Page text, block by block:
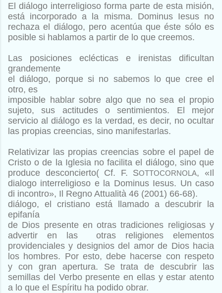
El diálogo interreligioso forma parte de esta misión,
está incorporadoa la misma. Dominus Iesus no
rechaza el diálogo, pero acentúa que éste sólo es
posible si hablamos a partir de lo que creemos.
Las posiciones eclécticas e irenistas dificultan
grandemente
el diálogo, porque si no sabemos lo que cree el
otro, es
imposible hablar sobre algo que no sea el propio
sujeto, sus actitudes o sentimientos. El mejor
servicio al diálogo es la verdad, es decir, no ocultar
las propias creencias, sino manifestarlas.
Relativizar las propias creencias sobre el papel de
Cristo o de la Iglesia no facilita el diálogo, sino que
produce desconcierto( Cf. F. SOTTOCORNOLA, «Il
dialogo interreligioso e la Dominus Iesus. Un caso
di incontro», Il Regno Attualità 46 (2001) 66-68).
diálogo, el cristiano está llamado a descubrir la
epifanía
de Dios presente en otras tradiciones religiosas y
advertir en las
otras religiones elementos
providenciales y designios del amorde Dios hacia
los hombres. Por esto, debe hacerse con respeto
y con gran apertura. Se trata de descubrir las
semillas del Verbo presente en ellas y estar atento
a lo que el Espíritu ha podido obrar.